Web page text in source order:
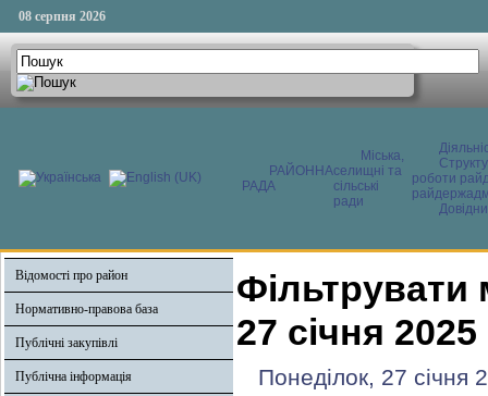
08 серпня 2026
РАЙОННА
РАДА
Міська,
селищні та
сільські
ради
роботи
Відомості про район
Нормативно-правова база
Публічні закупівлі
Публічна інформація
Фільтрувати
27 січня 2025
Понеділок, 27 січня